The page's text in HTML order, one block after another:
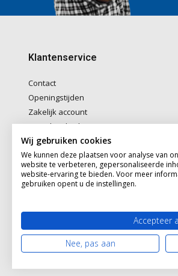
Klantenservice
Contact
Openingstijden
Zakelijk account
Betaalmethoden
Verzenden & Afhalen
Algemene voorwaarden
Disclaimer
Privacybeleid
© 2026 doitpro.com - Theme By
RSS-feed
Wij gebruiken cookies
We kunnen deze plaatsen voor analyse van
website te verbeteren, gepersonaliseerde
website-ervaring te bieden. Voor meer
gebruiken opent u de instellingen.
Accepteer
Nee, pas aan